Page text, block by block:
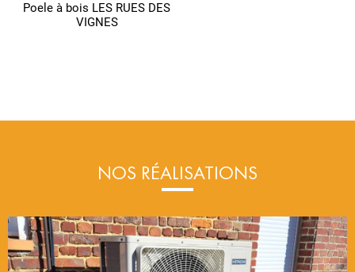
Poele à bois LES RUES DES
VIGNES
NOS RÉALISATIONS